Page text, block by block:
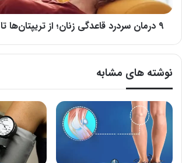
هورمون
درمانی
۹ درمان سردرد قاعدگی زنان؛ از تریپتان‌ها تا هورمون درمانی
نوشته های مشابه